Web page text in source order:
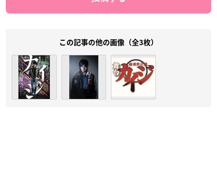
この記事の他の画像（全3枚）